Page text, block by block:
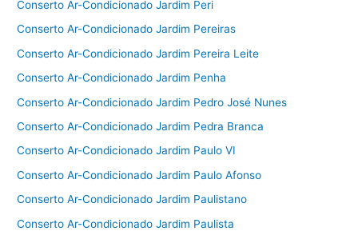
Conserto Ar-Condicionado Jardim Peri
Conserto Ar-Condicionado Jardim Pereiras
Conserto Ar-Condicionado Jardim Pereira Leite
Conserto Ar-Condicionado Jardim Penha
Conserto Ar-Condicionado Jardim Pedro José Nunes
Conserto Ar-Condicionado Jardim Pedra Branca
Conserto Ar-Condicionado Jardim Paulo VI
Conserto Ar-Condicionado Jardim Paulo Afonso
Conserto Ar-Condicionado Jardim Paulistano
Conserto Ar-Condicionado Jardim Paulista